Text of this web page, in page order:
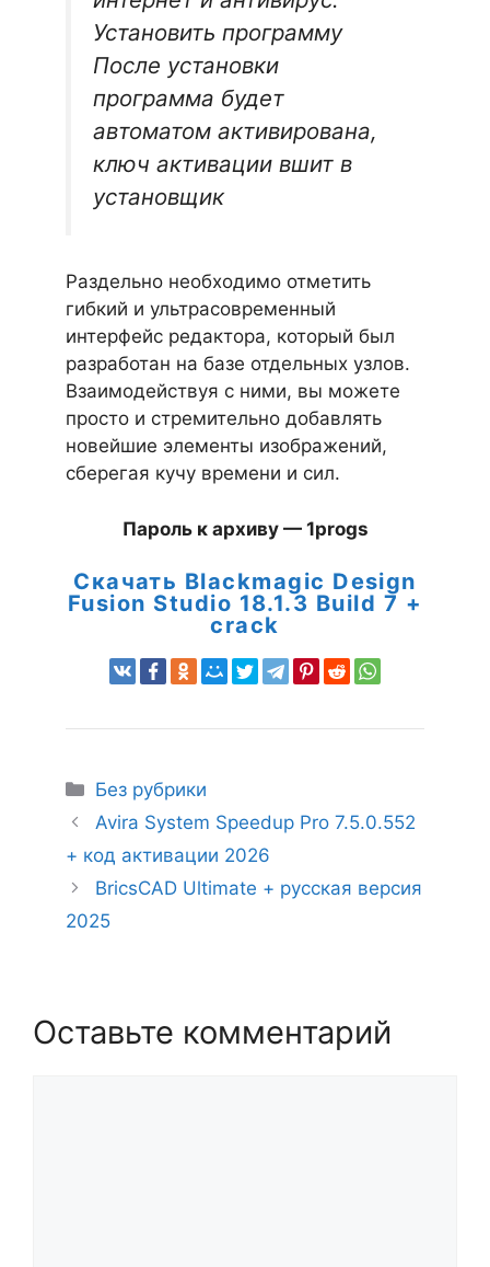
Установить программу
После установки
программа будет
автоматом активирована,
ключ активации вшит в
установщик
Раздельно необходимо отметить
гибкий и ультрасовременный
интерфейс редактора, который был
разработан на базе отдельных узлов.
Взаимодействуя с ними, вы можете
просто и стремительно добавлять
новейшие элементы изображений,
сберегая кучу времени и сил.
Пароль к архиву — 1progs
Скачать Blackmagic Design
Fusion Studio 18.1.3 Build 7 +
crack
Рубрики
Без рубрики
Avira System Speedup Pro 7.5.0.552
+ код активации 2026
BricsCAD Ultimate + русская версия
2025
Оставьте комментарий